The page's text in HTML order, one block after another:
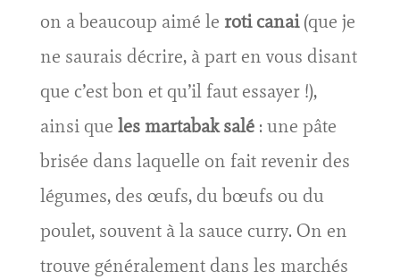
on a beaucoup aimé le roti canai(que je
ne saurais décrire, à part en vous disant
que c’est bon et qu’il faut essayer !),
ainsi que les martabak salé : une pâte
brisée dans laquelle on fait revenir des
légumes, des œufs, du bœufs ou du
poulet, souvent à la sauce curry. On en
trouve généralement dans les marchés